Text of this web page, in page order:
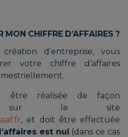
CHIFFRE D’AFFAIRES ?
d’entreprise, vous
votre chiffre d’affaires
être réalisée de façon
sur le site
, et doit être effectuée
est nul (dans ce cas